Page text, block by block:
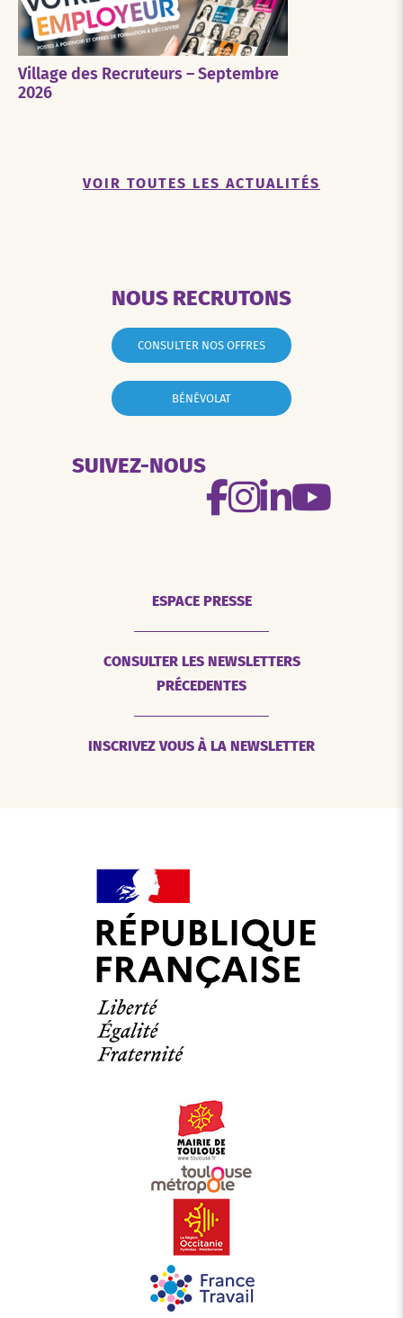
Village des Recruteurs – Septembre
2026
VOIR TOUTES LES ACTUALITÉS
NOUS RECRUTONS
CONSULTER NOS OFFRES
BÉNÉVOLAT
SUIVEZ-NOUS
ESPACE PRESSE
CONSULTER LES NEWSLETTERS
PRÉCEDENTES
INSCRIVEZ VOUS À LA NEWSLETTER